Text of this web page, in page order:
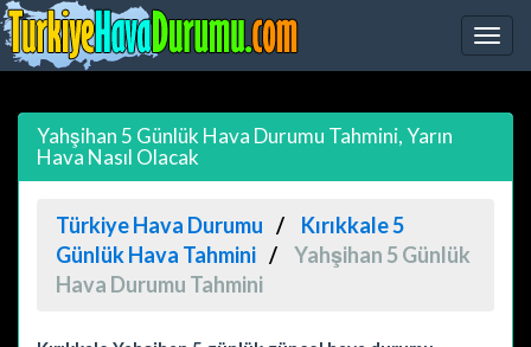
Yahşihan 5 Günlük Hava Durumu Tahmini, Yarın
Hava Nasıl Olacak
Türkiye Hava Durumu
Kırıkkale 5
Günlük Hava Tahmini
Yahşihan 5 Günlük
Hava Durumu Tahmini